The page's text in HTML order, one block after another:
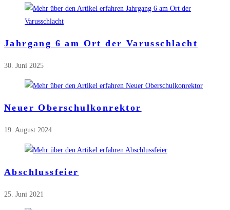
Jahrgang 6 am Ort der Varusschlacht
30. Juni 2025
Neuer Oberschulkonrektor
19. August 2024
Abschlussfeier
25. Juni 2021